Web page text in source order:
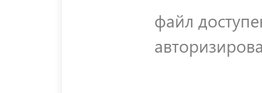
файл